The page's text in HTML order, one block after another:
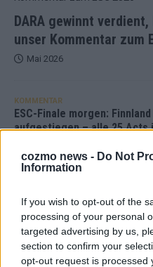
cozmo news - Do Not
Information
If you wish to opt-out of the
processing of your personal
targeted advertising by us,
section to confirm your
opt-out request is processed
DARA gewinnt
unser Kommentar zum
Mai 2026
KOMMENTAR
ESC-Finale morgen:
aufgestiegen – alle 25 Acts
JJ hat den Abend gerettet –
war solide, aber kein
Mai 2026